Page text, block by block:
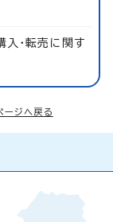
入・転売に関す
ージへ戻る